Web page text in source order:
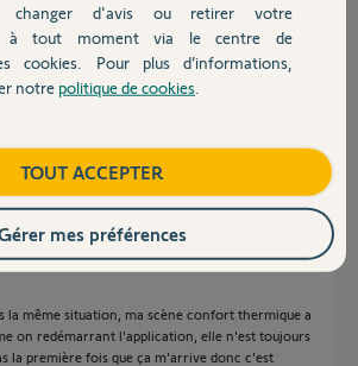
pro
la même situation, ma scène confort thermique a
on redémarrant l'application, elle n'est toujours
la première fois que ça m'arrive donc c'est
changer d'avis ou retirer votre
à tout moment via le centre de
cookies. Pour plus d’informations,
notre politique de cookies
TOUT ACCEPTER
mes préférences